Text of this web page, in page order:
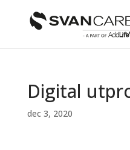
Digital
dec 3, 2020